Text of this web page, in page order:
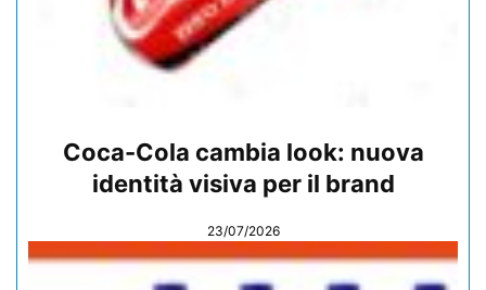
Coca-Cola cambia look: nuova
identità visiva per il brand
23/07/2026